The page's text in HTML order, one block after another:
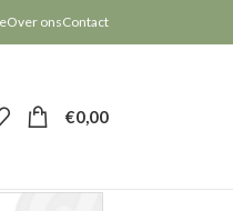
Over onsContact
€0,00